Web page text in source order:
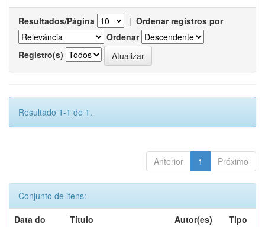
Resultados/Página | Ordenar registros por
Ordenar
Registro(s)
Resultado 1-1 de 1.
Anterior 1 Próximo
Conjunto de itens:
Data do
Título Autor(es) Tipo